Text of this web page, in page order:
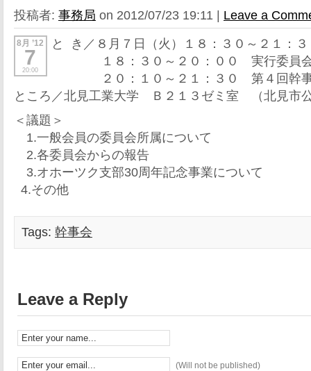
投稿者: 事務局 on 2012/07/23 19:11 | Leave a
8月 ’12
7
20:00
と き／８月７日（火）１８：３０～２１：３
１８：３０～２０：００ 実行委員
２０：１０～２１：３０ 第４回幹
ところ／北見工業大学 Ｂ２１３ゼミ室 （北見市
＜議題＞
1.一般会員の委員会所属について
2.各委員会からの報告
3.オホーツク支部30周年記念事業について
4.その他
Tags: 幹事会
Leave a Reply
(Will not be published)